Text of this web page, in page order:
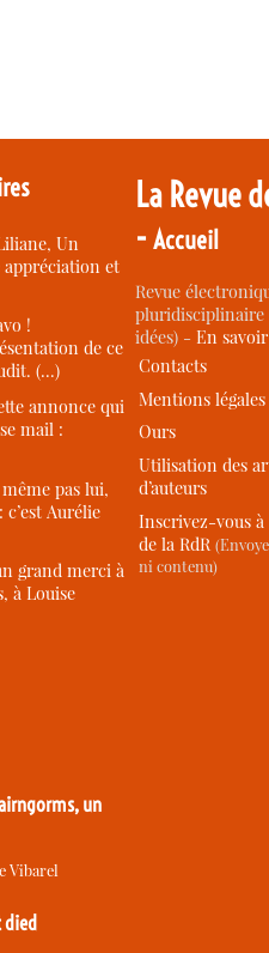
Un
et
!
de ce
(…)
annonce qui
mail :
même pas lui,
Aurélie
grand merci à
à Louise
un
Vibarel
La Revue
-Accueil
Revue
idées) -En
Contacts
Mentions légales
Ours
Utilisation des
d’auteurs
Inscrivez-vous
de la RdR
ni contenu)